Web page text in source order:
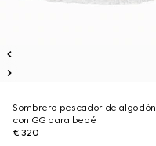
Sombrero pescador de algodón
con GG para bebé
€ 320